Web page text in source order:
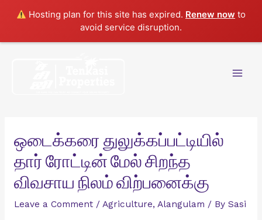
Hosting plan for this site has expired. Renew now to
avoid service disruption.
ஒடைக்கரை துலுக்கப்பட்டியில்
தார் ரோட்டின் மேல் சிறந்த
விவசாய நிலம் விற்பனைக்கு
Leave a Comment / Agriculture, Alangulam / By Sasi